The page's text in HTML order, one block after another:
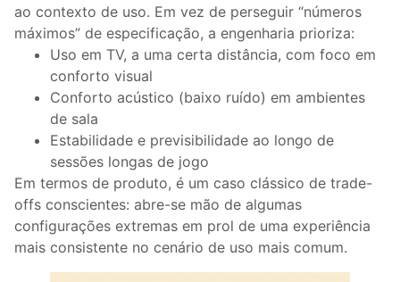
ao contexto de uso. Em vez de perseguir “números
máximos” de especificação, a engenharia prioriza:
Uso em TV, a uma certa distância, com foco em
conforto visual
Conforto acústico (baixo ruído) em ambientes
de sala
Estabilidade e previsibilidade ao longo de
sessões longas de jogo
Em termos de produto, é um caso clássico de trade-
offs conscientes: abre-se mão de algumas
configurações extremas em prol de uma experiência
mais consistente no cenário de uso mais comum.